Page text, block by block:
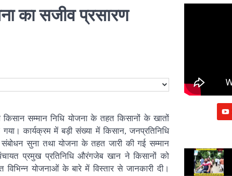
का सजीव प्रसारण
किसान सम्मान निधि योजना के तहत किसानों के खातों
कार्यक्रम में बड़ी संख्या में किसान, जनप्रतिनिधि
सुना तथा योजना के तहत जारी की गई सम्मान
प्रमुख प्रतिनिधि औरंगजेब खान ने किसानों को
विभिन्न योजनाओं के बारे में विस्तार से जानकारी दी।